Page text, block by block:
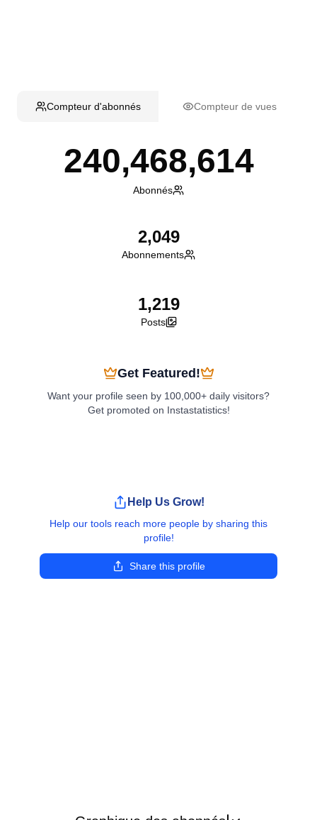
Compteur d'abonnés Compteur de vues
240,468,614
Abonnés
2,049
Abonnements
1,219
Posts
Get Featured!
Want your profile seen by 100,000+ daily visitors?
Get promoted on Instastatistics!
Help Us Grow!
Help our tools reach more people by sharing this
profile!
Share this profile